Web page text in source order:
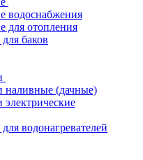
водоснабжения
для отопления
баков
наливные (дачные)
электрические
водонагревателей